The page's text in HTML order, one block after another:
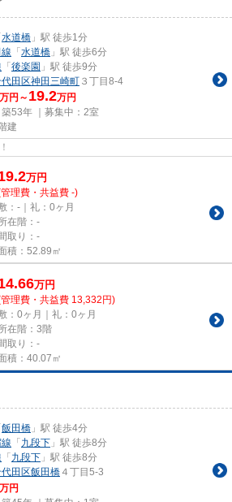
水道橋 」駅 徒歩1分
「 水道橋 」駅 徒歩6分
「 後楽園 」駅 徒歩9分
田区神田三崎町 ３丁目8-4
万円～ 19.2万円
53年 ｜募集中： 2室
建
万円
理費・共益費 -)
：-｜礼：0ヶ月
在階：-
取り：-
積：52.89㎡
万円
理費・共益費 13,332円)
：0ヶ月｜礼：0ヶ月
在階：3階
取り：-
積：40.07㎡
飯田橋 」駅 徒歩4分
「 九段下 」駅 徒歩8分
「 九段下 」駅 徒歩8分
田区飯田橋 ４丁目5-3
万円